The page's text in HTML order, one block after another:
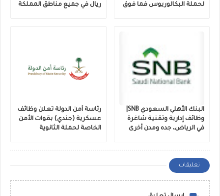
لحملة البكالوريوس فما فوق
ريال في جميع مناطق المملكة
وظائف إدارية وتقنية شاغرة
في الرياض، جده ومدن أخرى
رئاسة أمن الدولة تعلن وظائف
عسكرية (جندي) بقوات الأمن
الخاصة لحملة الثانوية
تعليقات